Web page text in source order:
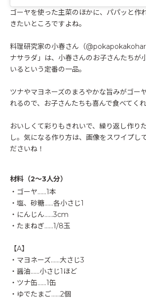
ゴーヤを使った主菜のほかに、パパッと作
きたいところですよね。
料理研究家の小春さん（
ナサラダ」は、小春さんのお子さんたちが
いるという定番の一品。
ツナやマヨネーズのまろやかな旨みがゴー
れるので、お子さんたちも喜んで食べてくれ
おいしくて彩りもきれいで、繰り返し作り
し。気になる作り方は、画像をスワイプし
ださいね！
材料（2～3人分）
・ゴーヤ……1本
・塩、砂糖……各小さじ1
・にんじん……3cm
・たまねぎ……1/8玉
【A】
・マヨネーズ……大さじ3
・醤油……小さじ1ほど
・ツナ缶……1缶
・ゆでたまご……2個